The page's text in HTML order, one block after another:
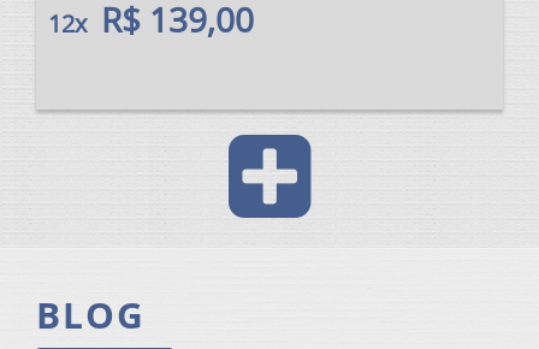
12x R$ 139,00
BLOG